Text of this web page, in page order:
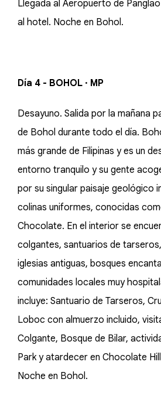
Llegada al Aeropuerto de
al hotel. Noche en Bohol.
Día 4 - BOHOL · MP
Desayuno. Salida por la mañana
de Bohol durante todo el día.
más grande de Filipinas y es un
entorno tranquilo y su gente
por su singular paisaje geológico
colinas uniformes, conocidas
Chocolate. En el interior se
colgantes, santuarios de
iglesias antiguas, bosques
comunidades locales muy
incluye: Santuario de Tarseros,
Loboc con almuerzo incluido,
Colgante, Bosque de Bilar,
Park y atardecer en Chocolate
Noche en Bohol.